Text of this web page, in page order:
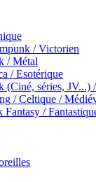
/ Victorien
/ Métal
/ Esotérique
(Ciné, séries, JV...)
/ Celtique /
Fantasy /